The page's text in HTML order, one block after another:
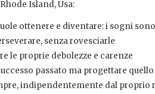
Island, Usa:
ottenere e diventare: i sogni
senza rovesciarle
le proprie debolezze e carenze
passato ma progettare
indipendentemente dal proprio